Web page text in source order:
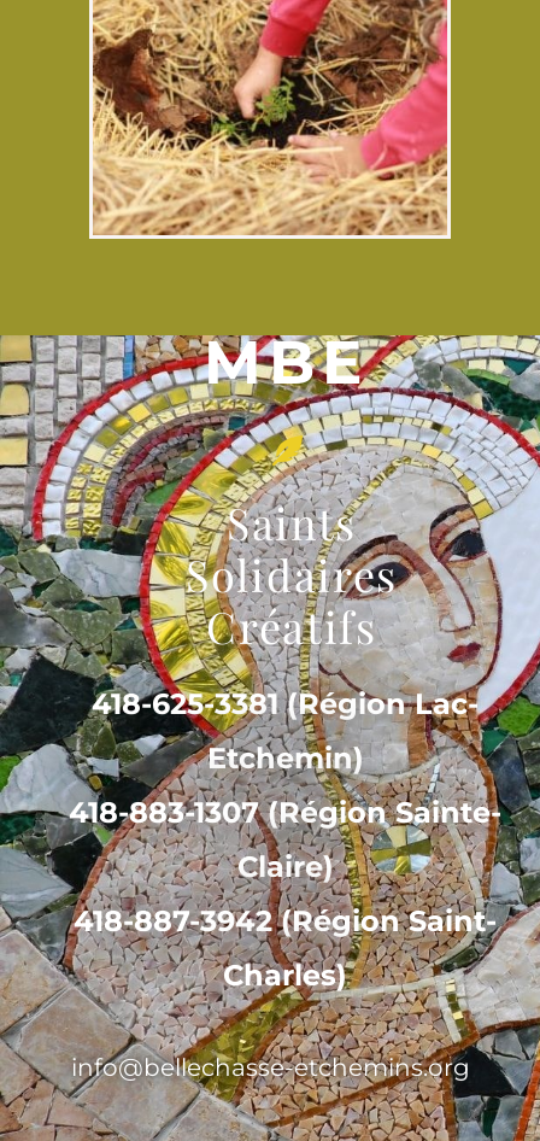
MBE
Saints
Solidaires
Créatifs
418-625-3381 (Région Lac-
Etchemin)
418-883-1307 (Région Sainte-
Claire)
418-887-3942 (Région Saint-
Charles)
info@bellechasse-etchemins.org